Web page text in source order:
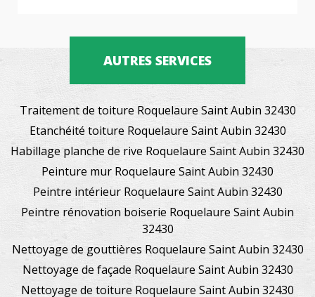
AUTRES SERVICES
Traitement de toiture Roquelaure Saint Aubin 32430
Etanchéité toiture Roquelaure Saint Aubin 32430
Habillage planche de rive Roquelaure Saint Aubin 32430
Peinture mur Roquelaure Saint Aubin 32430
Peintre intérieur Roquelaure Saint Aubin 32430
Peintre rénovation boiserie Roquelaure Saint Aubin
32430
Nettoyage de gouttières Roquelaure Saint Aubin 32430
Nettoyage de façade Roquelaure Saint Aubin 32430
Nettoyage de toiture Roquelaure Saint Aubin 32430